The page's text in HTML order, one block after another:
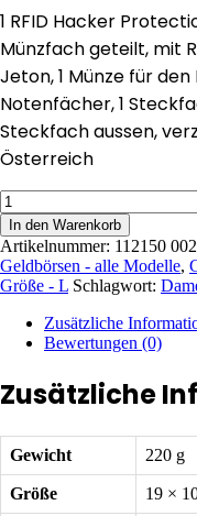
1 RFID Hacker
Münzfach geteilt, mit
Jeton, 1 Münze für den
Notenfächer, 1
Steckfach aussen,
Österreich
Überschlagbörse
L
-
groß,
RFID
Menge
In den Warenkorb
Artikelnummer: 112150
Geldbörsen - alle Modelle,
Größe - L Schlagwort:
Zusätzliche
Bewertungen (0)
Zusätzliche
Gewicht 220 g
Größe 19 ×